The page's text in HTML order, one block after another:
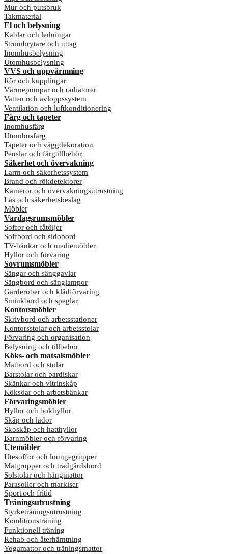
Mur och putsbruk
Takmaterial
El och belysning
Kablar och ledningar
Strömbrytare och uttag
Inomhusbelysning
Utomhusbelysning
VVS och uppvärmning
Rör och kopplingar
Värmepumpar och radiatorer
Vatten och avloppssystem
Ventilation och luftkonditionering
Färg och tapeter
Inomhusfärg
Utomhusfärg
Tapeter och väggdekoration
Penslar och färgtillbehör
Säkerhet och övervakning
Larm och säkerhetssystem
Brand och rökdetektorer
Kameror och övervakningsutrustning
Lås och säkerhetsbeslag
Möbler
Vardagsrumsmöbler
Soffor och fåtöljer
Soffbord och sidobord
TV-bänkar och mediemöbler
Hyllor och förvaring
Sovrumsmöbler
Sängar och sänggavlar
Sängbord och sänglampor
Garderober och klädförvaring
Sminkbord och speglar
Kontorsmöbler
Skrivbord och arbetsstationer
Kontorsstolar och arbetsstolar
Förvaring och organisation
Belysning och tillbehör
Köks- och matsalsmöbler
Matbord och stolar
Barstolar och bardiskar
Skänkar och vitrinskåp
Köksöar och arbetsbänkar
Förvaringsmöbler
Hyllor och bokhyllor
Skåp och lådor
Skoskåp och hatthyllor
Barnmöbler och förvaring
Utemöbler
Utesoffor och loungegrupper
Matgrupper och trädgårdsbord
Solstolar och hängmattor
Parasoller och markiser
Sport och fritid
Träningsutrustning
Styrketräningsutrustning
Konditionsträning
Funktionell träning
Rehab och återhämtning
Yogamattor och träningsmattor